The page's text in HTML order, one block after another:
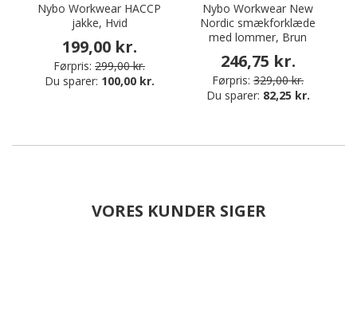
Nybo Workwear HACCP
jakke, Hvid
199,00 kr.
Førpris: 299,00 kr.
Du sparer: 100,00 kr.
Nybo Workwear New
Nordic smækforklæde
med lommer, Brun
246,75 kr.
Førpris: 329,00 kr.
Du sparer: 82,25 kr.
VORES KUNDER SIGER